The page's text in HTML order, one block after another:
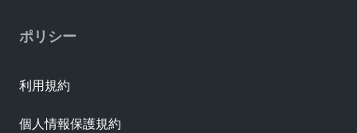
ポリシー
利用規約
個人情報保護規約